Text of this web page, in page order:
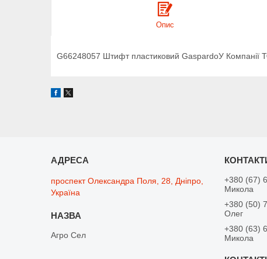
Опис
G66248057 Штифт пластиковий GaspardoУ Компанії
проспект Олександра Поля, 28, Дніпро,
Україна
Агро Сел
+380 (67)
Микола
+380 (50)
Олег
+380 (63)
Микола